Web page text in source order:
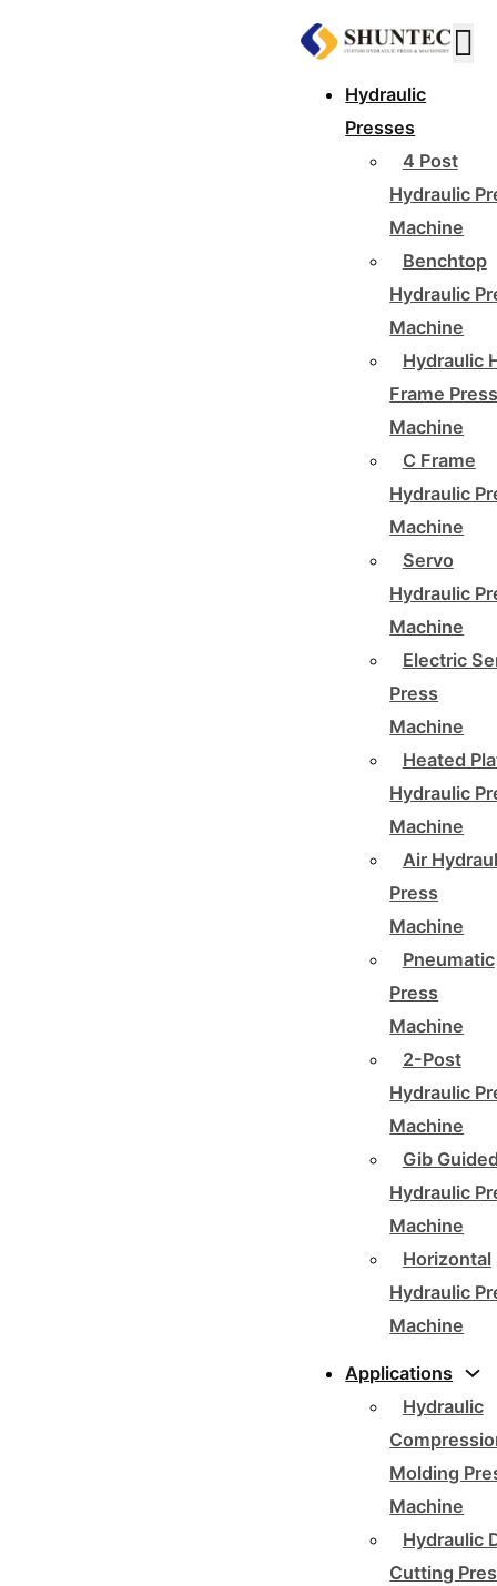
Hydraulic
Presses
4 Post
Hydraulic
Machine
Benchtop
Hydraulic
Machine
Hydraulic
Frame
Machine
C Frame
Hydraulic
Machine
Servo
Hydraulic
Machine
Electric
Press
Machine
Heated
Hydraulic
Machine
Air
Press
Machine
Pneumatic
Press
Machine
2-Post
Hydraulic
Machine
Gib
Hydraulic
Machine
Horizontal
Hydraulic
Machine
Applications
Hydraulic
Molding
Machine
Hydraulic
Cutting